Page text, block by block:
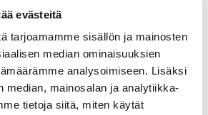
evästeitä
tarjoamamme sisällön ja mainosten
median ominaisuuksien
analysoimiseen. Lisäksi
median, mainosalan ja analytiikka-
tietoja siitä, miten käytät
19.08.2026
Matkakumppanuuden päivä
äärellä 25.08.2026
08.09.2026